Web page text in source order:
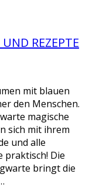
REZEPTE
mit blauen
den Menschen.
magische
sich mit ihrem
und alle
praktisch! Die
bringt die